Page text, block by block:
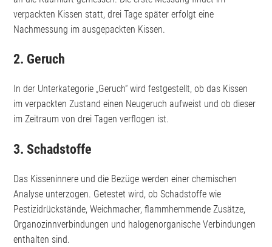
verpackten Kissen statt, drei Tage später erfolgt eine
Nachmessung im ausgepackten Kissen.
2. Geruch
In der Unterkategorie „Geruch“ wird festgestellt, ob das Kissen
im verpackten Zustand einen Neugeruch aufweist und ob dieser
im Zeitraum von drei Tagen verflogen ist.
3. Schadstoffe
Das Kisseninnere und die Bezüge werden einer chemischen
Analyse unterzogen. Getestet wird, ob Schadstoffe wie
Pestizidrückstände, Weichmacher, flammhemmende Zusätze,
Organozinnverbindungen und halogenorganische Verbindungen
enthalten sind.